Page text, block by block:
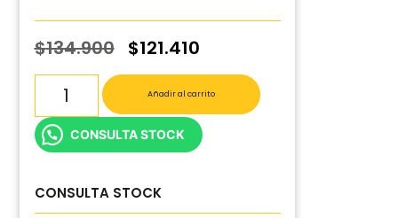
$134.900 $121.410
Añadir al carrito
CONSULTA STOCK
CONSULTA STOCK